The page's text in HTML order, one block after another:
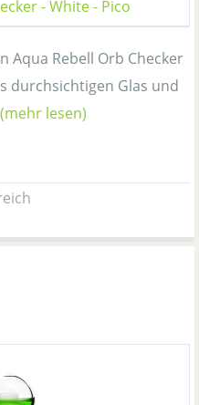
- White - Pico
Aqua Rebell Orb Checker
durchsichtigen Glas und
(mehr lesen)